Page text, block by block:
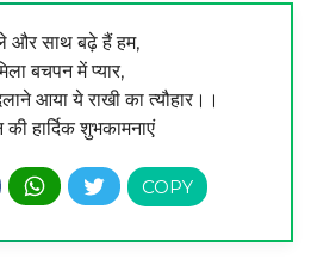
और साथ बढ़े हैं हम,
बचपन में प्यार,
आया ये राखी का त्यौहार।।
की हार्दिक शुभकामनाएं